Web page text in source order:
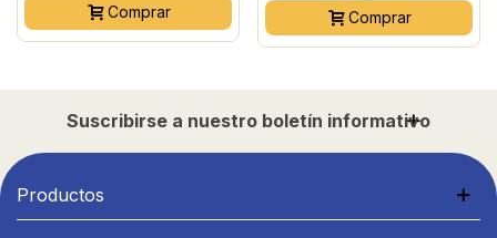
Comprar Comprar
Suscribirse a nuestro boletín informativo
Productos